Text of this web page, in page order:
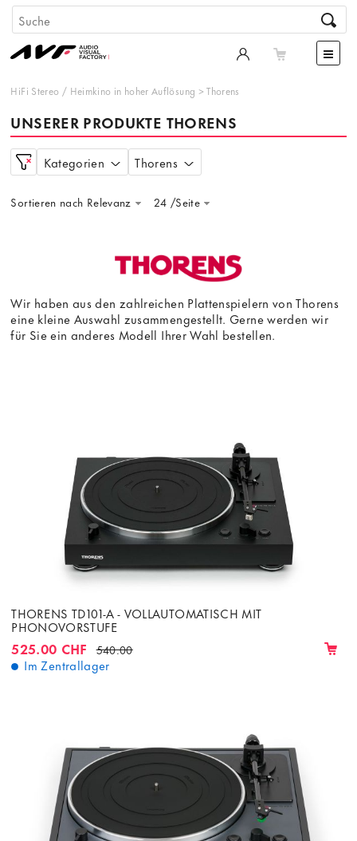
HiFi Stereo / Heimkino in hoher Auflösung >Thorens
UNSERER PRODUKTE THORENS
Kategorien Thorens
Sortieren nach Relevanz 24 /Seite
Wir haben aus den zahlreichen Plattenspielern von Thorens
eine kleine Auswahl zusammengestellt. Gerne werden wir
für Sie ein anderes Modell Ihrer Wahl bestellen.
THORENS TD101-A - VOLLAUTOMATISCH MIT
PHONOVORSTUFE
525.00 CHF 540.00
Im Zentrallager